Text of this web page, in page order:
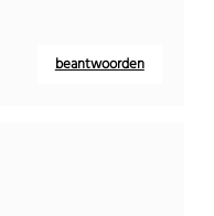
beantwoorden